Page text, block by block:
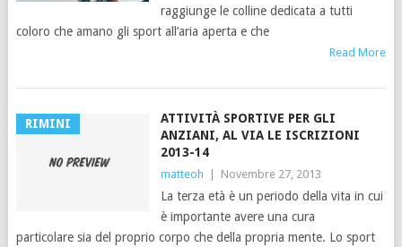
raggiunge le colline dedicata a tutti
coloro che amano gli sport all’aria aperta e che
Read More
RIMINI
ATTIVITÀ SPORTIVE PER GLI
ANZIANI, AL VIA LE ISCRIZIONI
2013-14
matteoh Novembre 27, 2013
La terza età è un periodo della vita in cui
è importante avere una cura
particolare sia del proprio corpo che della propria mente. Lo sport